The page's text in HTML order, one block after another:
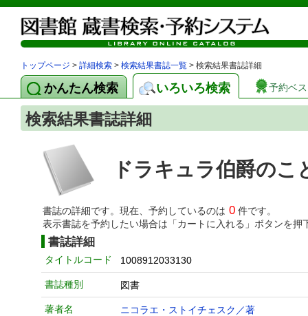
トップページ > 詳細検索 > 検索結果書誌一覧 > 検索結果書誌詳細
かんたん検索 いろいろ検索 予約ベ
検索結果書誌詳細
ドラキュラ伯爵のこ
書誌の詳細です。現在、予約しているのは 0 件です。
表示書誌を予約したい場合は「カートに入れる」ボタンを押
書誌詳細
タイトルコード 1008912033130
書誌種別 図書
著者名 ニコラエ・ストイチェスク／著